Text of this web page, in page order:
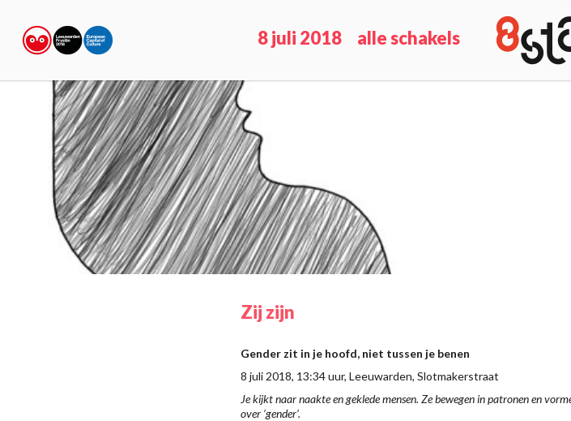
8 juli 2018 alle schakels
Zij zijn
Gender zit in je hoofd, niet tussen je benen
8 juli 2018, 13:34 uur, Leeuwarden, Slotmakerstraat
Je kijkt naar naakte en geklede mensen. Ze bewegen in patronen en
over ‘gender’.